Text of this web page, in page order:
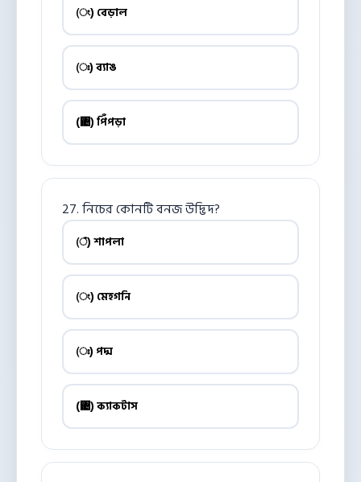
(ং) বেড়াল
(ঃ) ব্যাঙ
(঄) পিঁপড়া
27. নিচের কোনটি বনজ উদ্ভিদ?
(ঁ) শাপলা
(ং) মেহগনি
(ঃ) পদ্ম
(঄) ক্যাকটাস